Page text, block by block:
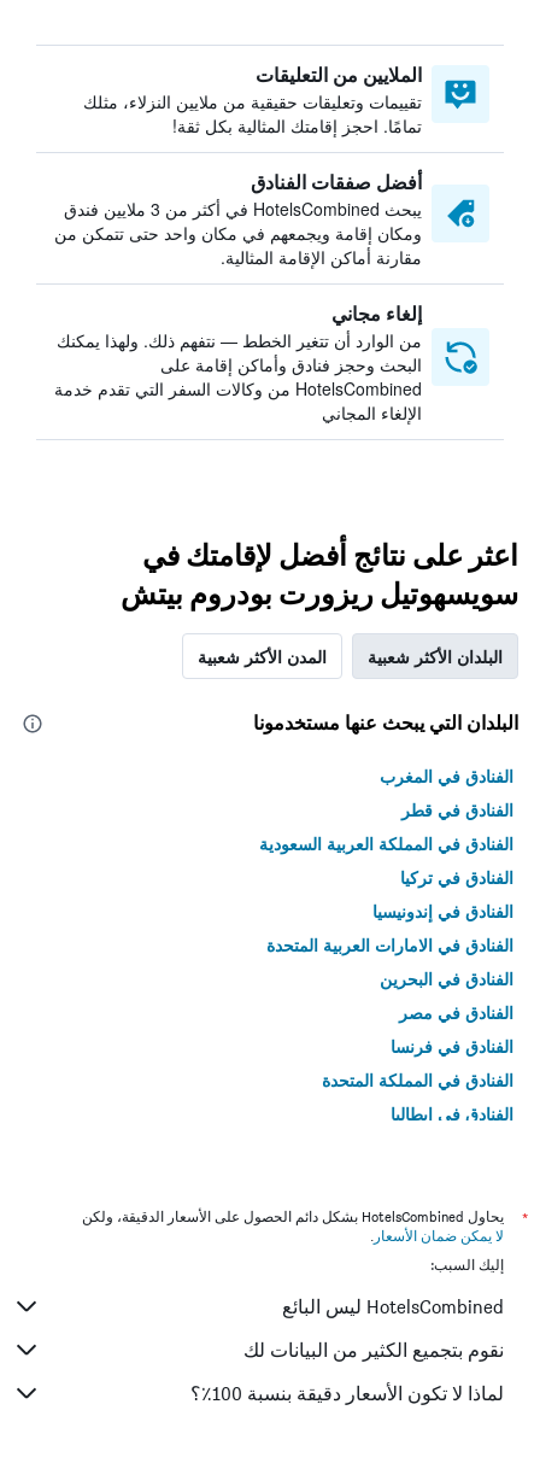
الملايين من التعليقات
تقييمات وتعليقات حقيقية من ملايين النزلاء، مثلك
تمامًا. احجز إقامتك المثالية بكل ثقة!
أفضل صفقات الفنادق
يبحث HotelsCombined في أكثر من 3 ملايين فندق
ومكان إقامة ويجمعهم في مكان واحد حتى تتمكن من
مقارنة أماكن الإقامة المثالية.
إلغاء مجاني
من الوارد أن تتغير الخطط — نتفهم ذلك. ولهذا يمكنك
البحث وحجز فنادق وأماكن إقامة على
HotelsCombined من وكالات السفر التي تقدم خدمة
الإلغاء المجاني
اعثر على نتائج أفضل لإقامتك في
سويسهوتيل ريزورت بودروم بيتش
البلدان الأكثر شعبية المدن الأكثر شعبية
البلدان التي يبحث عنها مستخدمونا
الفنادق في المغرب
الفنادق في قطر
الفنادق في المملكة العربية السعودية
الفنادق في تركيا
الفنادق في إندونيسيا
الفنادق في الامارات العربية المتحدة
الفنادق في البحرين
الفنادق في مصر
الفنادق في فرنسا
الفنادق في المملكة المتحدة
الفنادق في إيطاليا
*
يحاول HotelsCombined بشكل دائم الحصول على الأسعار الدقيقة، ولكن
لا يمكن ضمان الأسعار .
إليك السبب:
HotelsCombined ليس البائع
نقوم بتجميع الكثير من البيانات لك
لماذا لا تكون الأسعار دقيقة بنسبة 100٪؟